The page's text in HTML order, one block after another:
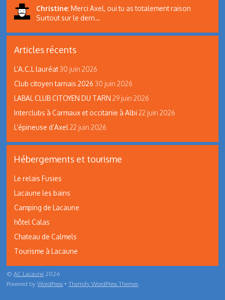
Christine: Merci Axel, oui tu as totalement raison
Surtout sur le dern…
Articles récents
L’A.C.L lauréat 30 juin 2026
Club citoyen tarnais 2026 30 juin 2026
LABAL CLUB CITOYEN DU TARN 29 juin 2026
Interclubs à Carmaux et occitanie à Albi 22 juin 2026
L’épineuse d’Axel 22 juin 2026
Hébergements et tourisme
Le relais Fusies
Lacaune les bains
Camping de Lacaune
hôtel Calas
Chateau de Calmels
Tourisme à Lacaune
©AC Lacaune 2026
Powered byWordPress •Themify WordPress Themes